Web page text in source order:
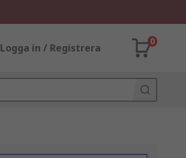
Logga in / Registrera
0